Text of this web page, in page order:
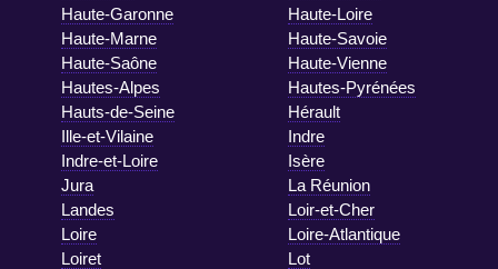
Haute-Garonne
Haute-Loire
Haute-Marne
Haute-Savoie
Haute-Saône
Haute-Vienne
Hautes-Alpes
Hautes-Pyrénées
Hauts-de-Seine
Hérault
Ille-et-Vilaine
Indre
Indre-et-Loire
Isère
Jura
La Réunion
Landes
Loir-et-Cher
Loire
Loire-Atlantique
Loiret
Lot